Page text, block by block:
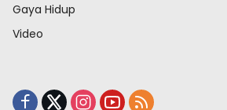
Gaya Hidup
Video